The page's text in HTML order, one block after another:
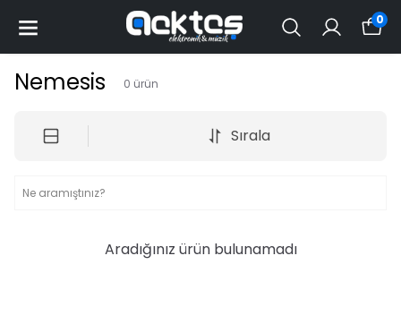
0
Nemesis 0 ürün
Sırala
Aradığınız ürün bulunamadı